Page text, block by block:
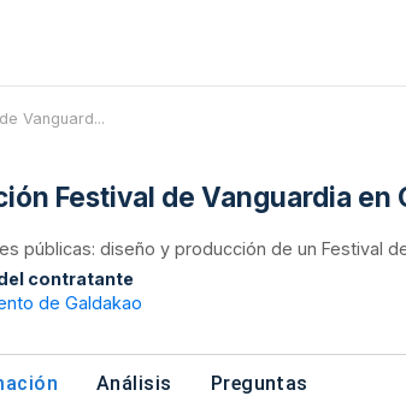
Vanguard...
Festival de Vanguardia en
públicas: diseño y producción de un Festival
contratante
de Galdakao
Análisis Preguntas